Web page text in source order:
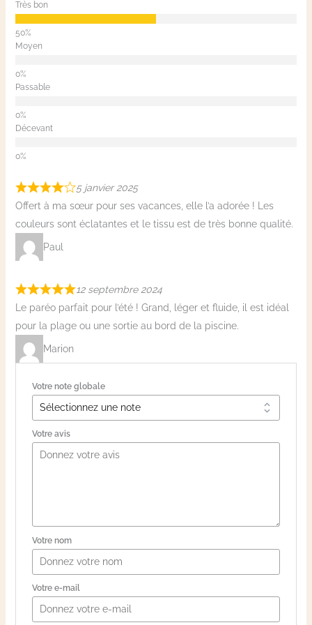
Très bon
Moyen
Passable
Décevant
5 janvier 2025
Offert à ma sœur pour ses vacances, elle l’a adorée ! Les
couleurs sont éclatantes et le tissu est de très bonne qualité.
Paul
12 septembre 2024
Le paréo parfait pour l’été ! Grand, léger et fluide, il est idéal
pour la plage ou une sortie au bord de la piscine.
Marion
Votre note globale
Votre avis
Votre nom
Votre e-mail